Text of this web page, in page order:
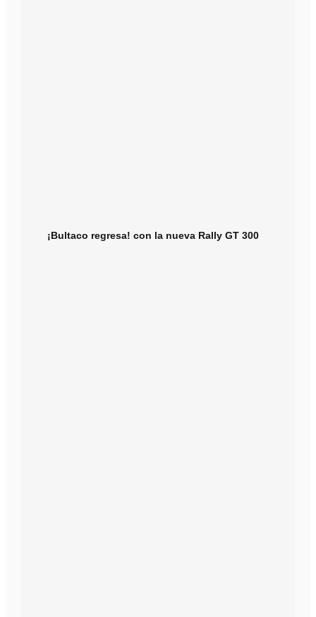
¡Bultaco regresa! con la nueva Rally GT 300